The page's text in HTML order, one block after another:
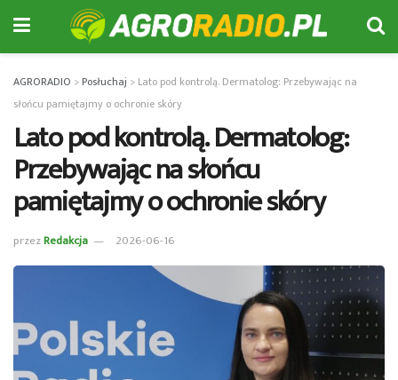
AGRORADIO >Posłuchaj > Lato pod kontrolą. Dermatolog: Przebywając na
słońcu pamiętajmy o ochronie skóry
Lato pod kontrolą. Dermatolog:
Przebywając na słońcu
pamiętajmy o ochronie skóry
przezRedakcja 2026-06-16